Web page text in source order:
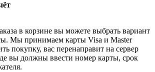
в корзине вы можете выбрать вариант
Мы принимаем карты Visa и Master
покупку, вас перенаправит на сервер
вы должны ввести номер карты, срок